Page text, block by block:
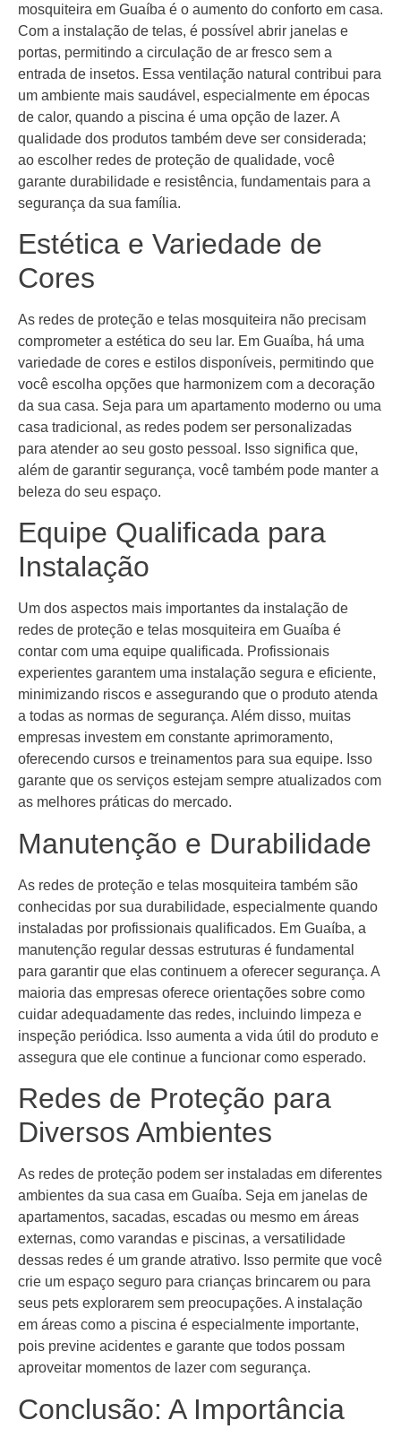
mosquiteira em Guaíba é o aumento do conforto em casa.
Com a instalação de telas, é possível abrir janelas e
portas, permitindo a circulação de ar fresco sem a
entrada de insetos. Essa ventilação natural contribui para
um ambiente mais saudável, especialmente em épocas
de calor, quando a piscina é uma opção de lazer. A
qualidade dos produtos também deve ser considerada;
ao escolher redes de proteção de qualidade, você
garante durabilidade e resistência, fundamentais para a
segurança da sua família.
Estética e Variedade de
Cores
As redes de proteção e telas mosquiteira não precisam
comprometer a estética do seu lar. Em Guaíba, há uma
variedade de cores e estilos disponíveis, permitindo que
você escolha opções que harmonizem com a decoração
da sua casa. Seja para um apartamento moderno ou uma
casa tradicional, as redes podem ser personalizadas
para atender ao seu gosto pessoal. Isso significa que,
além de garantir segurança, você também pode manter a
beleza do seu espaço.
Equipe Qualificada para
Instalação
Um dos aspectos mais importantes da instalação de
redes de proteção e telas mosquiteira em Guaíba é
contar com uma equipe qualificada. Profissionais
experientes garantem uma instalação segura e eficiente,
minimizando riscos e assegurando que o produto atenda
a todas as normas de segurança. Além disso, muitas
empresas investem em constante aprimoramento,
oferecendo cursos e treinamentos para sua equipe. Isso
garante que os serviços estejam sempre atualizados com
as melhores práticas do mercado.
Manutenção e Durabilidade
As redes de proteção e telas mosquiteira também são
conhecidas por sua durabilidade, especialmente quando
instaladas por profissionais qualificados. Em Guaíba, a
manutenção regular dessas estruturas é fundamental
para garantir que elas continuem a oferecer segurança. A
maioria das empresas oferece orientações sobre como
cuidar adequadamente das redes, incluindo limpeza e
inspeção periódica. Isso aumenta a vida útil do produto e
assegura que ele continue a funcionar como esperado.
Redes de Proteção para
Diversos Ambientes
As redes de proteção podem ser instaladas em diferentes
ambientes da sua casa em Guaíba. Seja em janelas de
apartamentos, sacadas, escadas ou mesmo em áreas
externas, como varandas e piscinas, a versatilidade
dessas redes é um grande atrativo. Isso permite que você
crie um espaço seguro para crianças brincarem ou para
seus pets explorarem sem preocupações. A instalação
em áreas como a piscina é especialmente importante,
pois previne acidentes e garante que todos possam
aproveitar momentos de lazer com segurança.
Conclusão: A Importância